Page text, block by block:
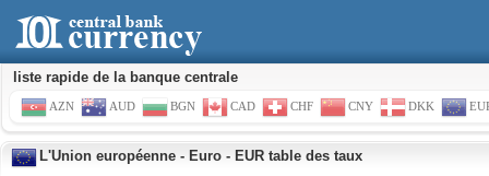
liste rapide de la banque centrale
AZN AUD BGN CAD CHF CNY DKK
L'Union européenne - Euro - EUR table des taux